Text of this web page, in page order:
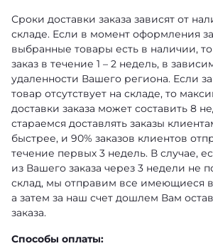
Сроки доставки заказа зависят от
складе. Если в момент оформления
выбранные товары есть в наличии,
заказ в течение 1 – 2 недель, в
удаленности Вашего региона. Если
товар отсутствует на складе, то
доставки заказа может составить 8
стараемся доставлять заказы
быстрее, и 90% заказов клиентов
течение первых 3 недель. В случае,
из Вашего заказа через 3 недели не
склад, мы отправим все имеющиеся
а затем за наш счет дошлем Вам
заказа.
Способы оплаты: